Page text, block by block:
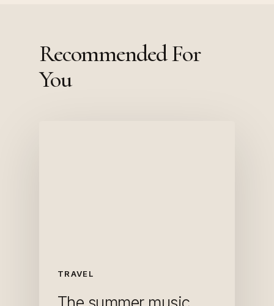
Recommended For
You
TRAVEL